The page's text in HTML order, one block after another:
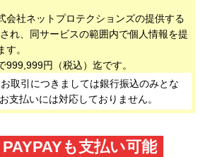
会社ネットプロテクションズの提供する
れ、同サービスの範囲内で個人情報を提
。
999,999円（税込）迄です。
取引につきましては銀行振込のみとな
支払いには対応しておりません。
も支払い可能